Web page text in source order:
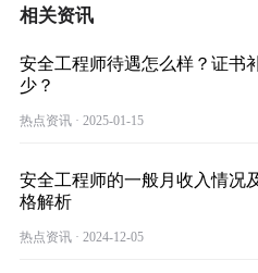
相关资讯
安全工程师待遇怎么样？证书
少？
热点资讯 · 2025-01-15
安全工程师的一般月收入情况
格解析
热点资讯 · 2024-12-05